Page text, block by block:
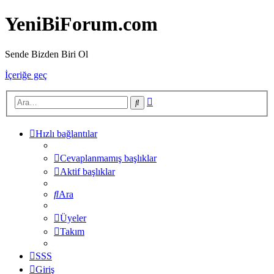
YeniBiForum.com
Sende Bizden Biri Ol
İçeriğe geç
Ara
Hızlı bağlantılar
Cevaplanmamış başlıklar
Aktif başlıklar
Ara
Üyeler
Takım
SSS
Giriş